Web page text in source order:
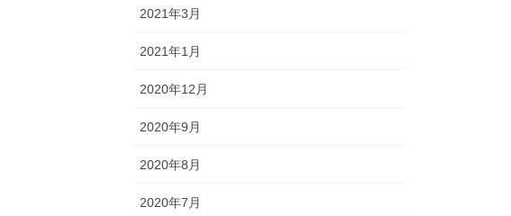
2021年3月
2021年1月
2020年12月
2020年9月
2020年8月
2020年7月